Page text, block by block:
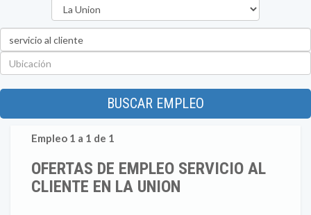
BUSCAR EMPLEO
Empleo 1 a 1 de 1
OFERTAS DE EMPLEO SERVICIO AL
CLIENTE EN LA UNION